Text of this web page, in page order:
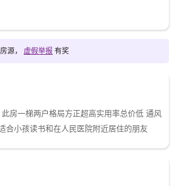
源， 虚假举报 有奖
房一梯两户格局方正超高实用率总价低 通风
合小孩读书和在人民医院附近居住的朋友